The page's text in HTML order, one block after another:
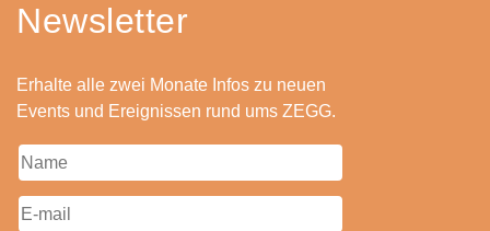
Newsletter
Erhalte alle zwei Monate Infos zu neuen
Events und Ereignissen rund ums ZEGG.